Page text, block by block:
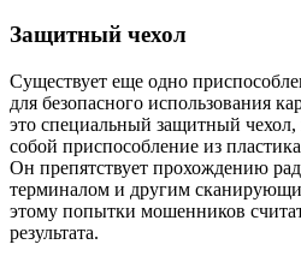
Защитный чехол
Существует еще одно
для безопасного использования
это специальный защитный чехол,
собой приспособление из
Он препятствует прохождению
терминалом и другим
этому попытки мошенников
результата.